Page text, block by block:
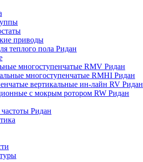
приводы
теплого пола Ридан
многоступенчатые RMV Ридан
многоступенчатые RMHI Ридан
вертикальные ин-лайн RV Ридан
с мокрым ротором RW Ридан
Ридан